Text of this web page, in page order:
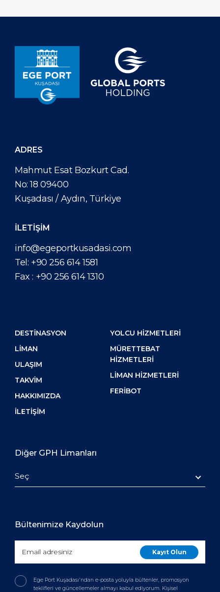
ADRES
Mahmut Esat Bozkurt Cad.
No: 18 09400
Kuşadası / Aydın, Türkiye
İLETİŞİM
info@egeportkusadasi.com
Tel: +90 256 614 1581
Fax : +90 256 614 1310
DESTİNASYON
LIMAN
ULAŞIM
TAKVIM
HAKKIMIZDA
İLETIŞIM
YOLCU HIZMETLERI
MÜRETTEBAT
HIZMETLERI
LIMAN HIZMETLERI
FERIBOT
Diğer GPH Limanları
Seç
Bültenimize Kaydolun
Ege Port Kuşadası'ndan e-posta yoluyla bültenler, promosyon
teklifleri ve güncellemeler almayı kabul ediyorum. Kişisel